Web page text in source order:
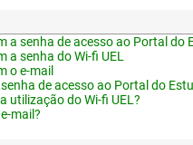
a senha de acesso ao Portal do
a senha do Wi-fi UEL
o e-mail
de acesso ao Portal do
utilização do Wi-fi UEL?
mail?